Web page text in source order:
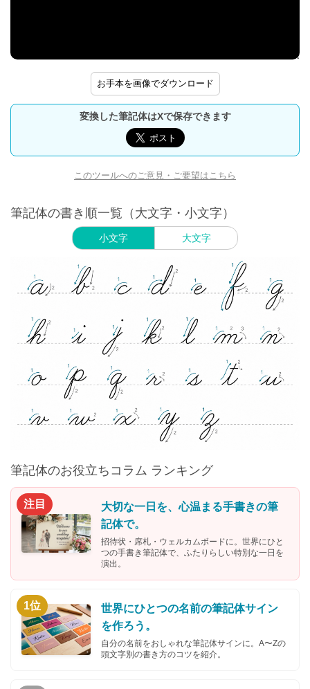
お手本を画像でダウンロード
変換した筆記体はXで保存できます
このツールへのご意見・ご要望はこちら
筆記体の書き順一覧（大文字・小文字）
小文字 大文字
筆記体のお役立ちコラム ランキング
注目
大切な一日を、心温まる手書きの筆
記体で。
招待状・席札・ウェルカムボードに。世界にひと
つの手書き筆記体で、ふたりらしい特別な一日を
演出。
1位
世界にひとつの名前の筆記体サイン
を作ろう。
自分の名前をおしゃれな筆記体サインに。A〜Zの
頭文字別の書き方のコツを紹介。